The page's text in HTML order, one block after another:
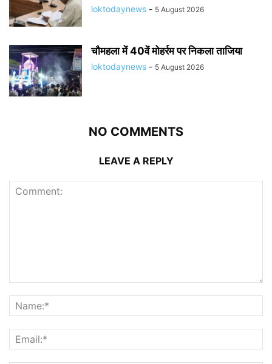
loktodaynews - 5 August 2026
चौमहला में 40वें मोहर्रम पर निकला ताजिया
loktodaynews - 5 August 2026
NO COMMENTS
LEAVE A REPLY